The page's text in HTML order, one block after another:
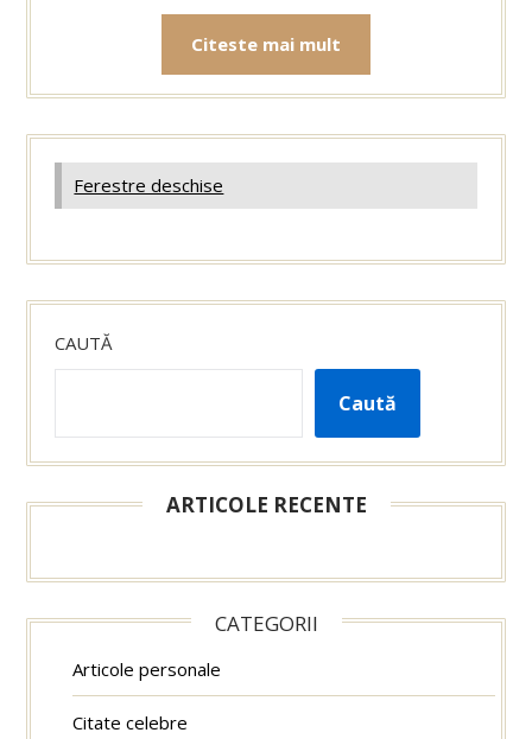
Citeste mai mult
Ferestre deschise
CAUTĂ
Caută
ARTICOLE RECENTE
CATEGORII
Articole personale
Citate celebre